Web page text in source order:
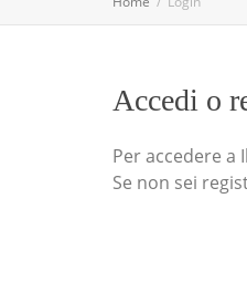
Accedi o
Per accedere a
Se non sei